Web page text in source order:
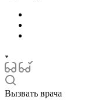
Вызвать врача